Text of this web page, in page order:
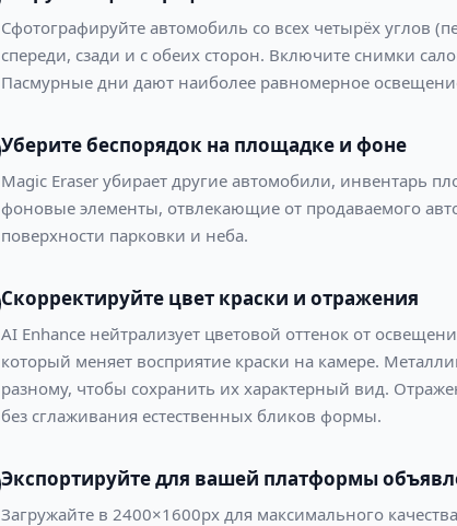
Сфотографируйте автомобиль со всех четырёх углов
спереди, сзади и с обеих сторон. Включите снимки
Пасмурные дни дают наиболее равномерное
Уберите беспорядок на площадке и фоне
Magic Eraser убирает другие автомобили, инвентарь
фоновые элементы, отвлекающие от продаваемого
поверхности парковки и неба.
Скорректируйте цвет краски и отражения
AI Enhance нейтрализует цветовой оттенок от
который меняет восприятие краски на камере.
разному, чтобы сохранить их характерный вид.
без сглаживания естественных бликов формы.
Экспортируйте для вашей платформы
Загружайте в 2400×1600px для максимального